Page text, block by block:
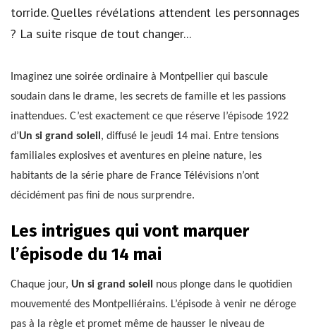
torride. Quelles révélations attendent les personnages
? La suite risque de tout changer...
Imaginez une soirée ordinaire à Montpellier qui bascule
soudain dans le drame, les secrets de famille et les passions
inattendues. C’est exactement ce que réserve l’épisode 1922
d’Un si grand soleil , diffusé le jeudi 14 mai. Entre tensions
familiales explosives et aventures en pleine nature, les
habitants de la série phare de France Télévisions n’ont
décidément pas fini de nous surprendre.
Les intrigues qui vont marquer
l’épisode du 14 mai
Chaque jour, Un si grand soleil nous plonge dans le quotidien
mouvementé des Montpelliérains. L’épisode à venir ne déroge
pas à la règle et promet même de hausser le niveau de